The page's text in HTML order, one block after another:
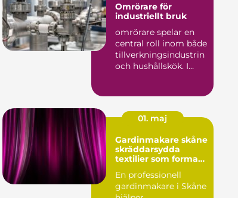
Omrörare för
industriellt bruk
omrörare spelar en
central roll inom både
tillverkningsindustrin
och hushållskök. I
01. maj
Gardinmakare skåne
skräddarsydda
textilier som formar
En professionell
gardinmakare i Skåne